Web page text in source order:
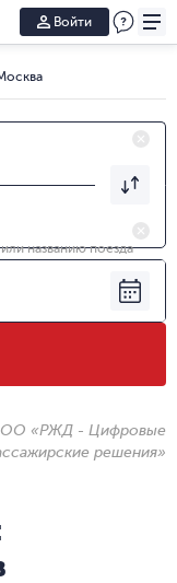
Войти
названию поезда
«РЖД - Цифровые
решения»